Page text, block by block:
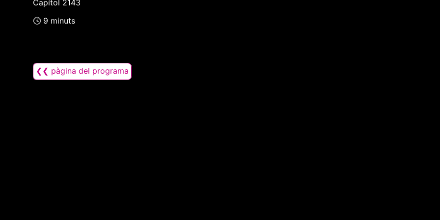
Capítol 2143
🕓 9 minuts
❮❮ pàgina del programa